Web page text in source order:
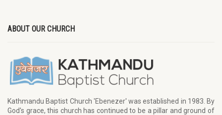
ABOUT OUR CHURCH
Kathmandu Baptist Church 'Ebenezer' was established in 1983. By
God's grace, this church has continued to be a pillar and ground of